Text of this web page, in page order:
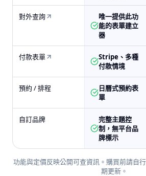
對外查詢
唯一提供此功
能的表單建立
器
付款表單
Stripe、多種
付款情境
預約 / 排程
日曆式預約表
單
自訂品牌
完整主題控
制，無平台品
牌標示
功能與定價反映公開可查資訊。購買前請自
期更新。